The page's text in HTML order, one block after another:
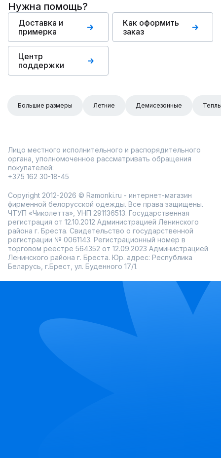
Нужна помощь?
Доставка и
примерка
Как оформить
заказ
Центр
поддержки
Большие размеры Летние Демисезонные
Лицо местного исполнительного и распорядительного
органа, уполномоченное рассматривать обращения
покупателей:
+375 162 30-18-45
Copyright 2012-2026 © Ramonki.ru - интернет-магазин
фирменной белорусской одежды. Все права защищены.
ЧТУП «Чиколетта», УНП 291136513. Государственная
регистрация от 12.10.2012 Администрацией Ленинского
района г. Бреста. Свидетельство о государственной
регистрации № 0061143. Регистрационный номер в
торговом реестре 564352 от 12.09.2023 Администрацией
Ленинского района г. Бреста. Юр. адрес: Республика
Беларусь, г.Брест, ул. Буденного 17/1.